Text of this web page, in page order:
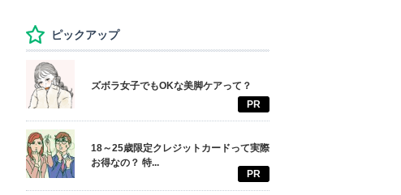
ピックアップ
ズボラ女子でもOKな美脚ケアって？
PR
18～25歳限定クレジットカードって実際
お得なの？ 特...
PR